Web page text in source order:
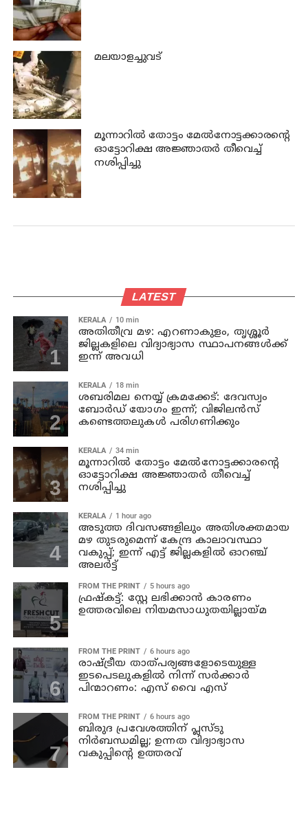
മലയാളച്ചുവട്
മൂന്നാറില്‍ തോട്ടം മേല്‍നോട്ടക്കാരന്റെ
ഓട്ടോറിക്ഷ അജ്ഞാതര്‍ തീവെച്ച്
നശിപ്പിച്ചു
LATEST
KERALA 10 min
അതിതീവ്ര മഴ: എറണാകുളം, തൃശ്ശൂർ
ജില്ലകളിലെ വിദ്യാഭ്യാസ സ്ഥാപനങ്ങൾക്ക്
ഇന്ന് അവധി
KERALA 18 min
ശബരിമല നെയ്യ് ക്രമക്കേട്: ദേവസ്വം
ബോർഡ് യോഗം ഇന്ന്; വിജിലൻസ്
കണ്ടെത്തലുകൾ പരിഗണിക്കും
KERALA 34 min
മൂന്നാറില്‍ തോട്ടം മേല്‍നോട്ടക്കാരന്റെ
ഓട്ടോറിക്ഷ അജ്ഞാതര്‍ തീവെച്ച്
നശിപ്പിച്ചു
KERALA 1 hour ago
അടുത്ത ദിവസങ്ങളിലും അതിശക്തമായ
മഴ തുടരുമെന്ന് കേന്ദ്ര കാലാവസ്ഥാ
വകുപ്പ്; ഇന്ന് എട്ട് ജില്ലകളിൽ ഓറഞ്ച്
അലർട്ട്
FROM THE PRINT 5 hours ago
ഫ്രഷ്‌കട്ട്: സ്റ്റേ ലഭിക്കാന്‍ കാരണം
ഉത്തരവിലെ നിയമസാധുതയില്ലായ്മ
FROM THE PRINT 6 hours ago
രാഷ്ട്രീയ താത്പര്യങ്ങളോടെയുള്ള
ഇടപെടലുകളില്‍ നിന്ന് സര്‍ക്കാര്‍
പിന്മാറണം: എസ് വൈ എസ്
FROM THE PRINT 6 hours ago
ബിരുദ പ്രവേശത്തിന് പ്ലസ്ടു
നിര്‍ബന്ധമില്ല; ഉന്നത വിദ്യാഭ്യാസ
വകുപ്പിന്റെ ഉത്തരവ്